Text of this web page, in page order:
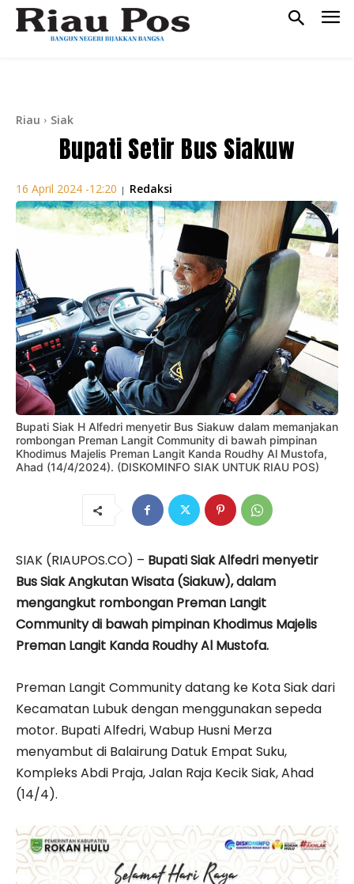
Riau Siak
Bupati Setir Bus Siakuw
16 April 2024 -12:20 | Redaksi
Bupati Siak H Alfedri menyetir Bus Siakuw dalam memanjakan
rombongan Preman Langit Community di bawah pimpinan
Khodimus Majelis Preman Langit Kanda Roudhy Al Mustofa,
Ahad (14/4/2024). (DISKOMINFO SIAK UNTUK RIAU POS)
SIAK (RIAUPOS.CO) – Bupati Siak Alfedri menyetir
Bus Siak Angkutan Wisata (Siakuw), dalam
mengangkut rombongan Preman Langit
Community di bawah pimpinan Khodimus Majelis
Preman Langit Kanda Roudhy Al Mustofa.
Preman Langit Community datang ke Kota Siak dari
Kecamatan Lubuk dengan menggunakan sepeda
motor. Bupati Alfedri, Wabup Husni Merza
menyambut di Balairung Datuk Empat Suku,
Kompleks Abdi Praja, Jalan Raja Kecik Siak, Ahad
(14/4).